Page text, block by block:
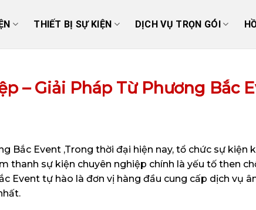
THIẾT BỊ SỰ KIỆN DỊCH VỤ TRỌN GÓI
– Giải Pháp Từ Phương Bắc
Bắc Event ,Trong thời đại hiện nay, tổ chức sự kiện
thanh sự kiện chuyên nghiệp chính là yếu tố then
Event tự hào là đơn vị hàng đầu cung cấp dịch vụ